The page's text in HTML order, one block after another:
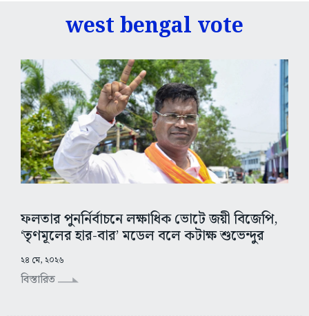
west bengal vote
ফলতার পুনর্নির্বাচনে লক্ষাধিক ভোটে জয়ী বিজেপি,
‘তৃণমূলের হার-বার’ মডেল বলে কটাক্ষ শুভেন্দুর
২৪ মে, ২০২৬
বিস্তারিত